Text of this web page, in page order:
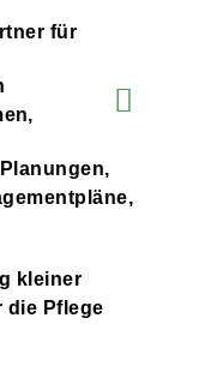
für
kleiner
die Pflege